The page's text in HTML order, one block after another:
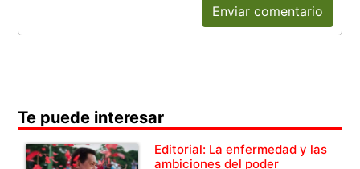
Enviar comentario
Te puede interesar
Editorial: La enfermedad y las
ambiciones del poder